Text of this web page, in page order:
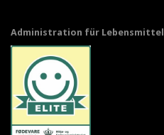
Administration für Lebensmittel